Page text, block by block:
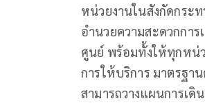
หน่วยงานในสังกัดกระท
อำนวยความสะดวกกา
ศูนย์ พร้อมทั้งให้ทุกหน่
การให้บริการ มาตรฐา
สามารถวางแผนการเ